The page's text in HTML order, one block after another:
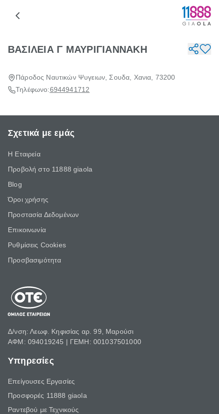
ΒΑΣΙΛΕΙΑ Γ ΜΑΥΡΙΓΙΑΝΝΑΚΗ
Πάροδος Ναυτικών Ψυγειων, Σουδα, Χανια, 73200
Τηλέφωνο:6944941712
Σχετικά με εμάς
Η Εταιρεία
Προβολή στο 11888 giaola
Blog
Όροι χρήσης
Προστασία Δεδομένων
Επικοινωνία
Ρυθμίσεις Cookies
Προσβασιμότητα
Δ/νση: Λεωφ. Κηφισίας αρ. 99, Μαρούσι
ΑΦΜ: 094019245 | ΓΕΜΗ: 001037501000
Υπηρεσίες
Επείγουσες Εργασίες
Προσφορές 11888 giaola
Ραντεβού με Τεχνικούς